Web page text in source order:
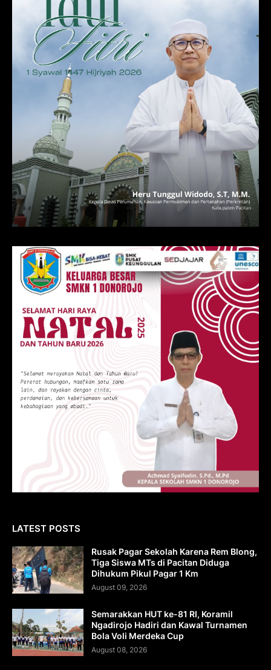
LATEST POSTS
Rusak Pagar Sekolah Karena Rem Blong,
Tiga Siswa MTs di Pacitan Diduga
Dihukum Pikul Pagar 1 Km
August 09, 2026
Semarakkan HUT ke-81 RI, Koramil
Ngadirojo Hadiri dan Kawal Turnamen
Bola Voli Merdeka Cup
August 08, 2026